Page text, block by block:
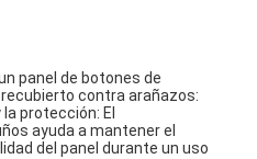
capacitivo
panel de botones de
contra arañazos:
protección: El
ayuda a mantener el
del panel durante un uso